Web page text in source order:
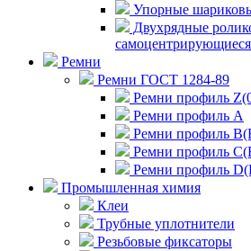
Упорные
Двухрядные
самоцентрирующиеся
Ремни
Ремни ГОСТ 1284-89
Ремни профиль
Ремни профиль А
Ремни профиль
Ремни профиль
Ремни профиль
Промышленная химия
Клеи
Трубные уплотнители
Резьбовые фиксаторы